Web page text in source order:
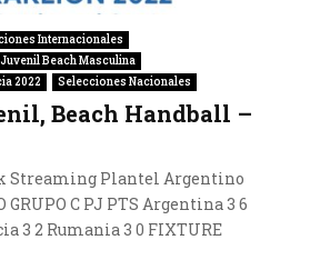
Internacionales
Juvenil Beach Masculina
2022
Selecciones Nacionales
Beach Handball –
Streaming Plantel Argentino
GRUPO C PJ PTS Argentina 3 6
3 2 Rumania 3 0 FIXTURE